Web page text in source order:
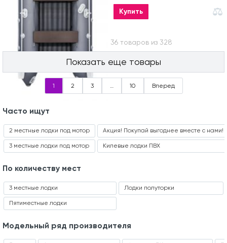
Купить
Вы посмотрели 36 товаров из 328
Показать еще товары
1 2 3 … 10 Вперед
Часто ищут
2 местные лодки под мотор
3 местные лодки под мотор
Акция! Покупай выгоднее вместе с нами!
Килевые лодки ПВХ
По количеству мест
3 местные лодки
Пятиместные лодки
Лодки полуторки
Модельный ряд производителя